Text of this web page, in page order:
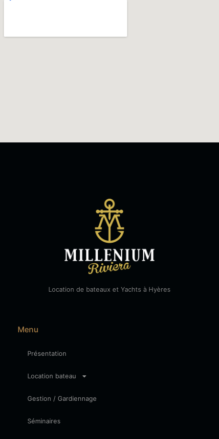
Location de bateaux et Yachts à Hyères
Menu
Présentation
Location bateau
Gestion / Gardiennage
Séminaires